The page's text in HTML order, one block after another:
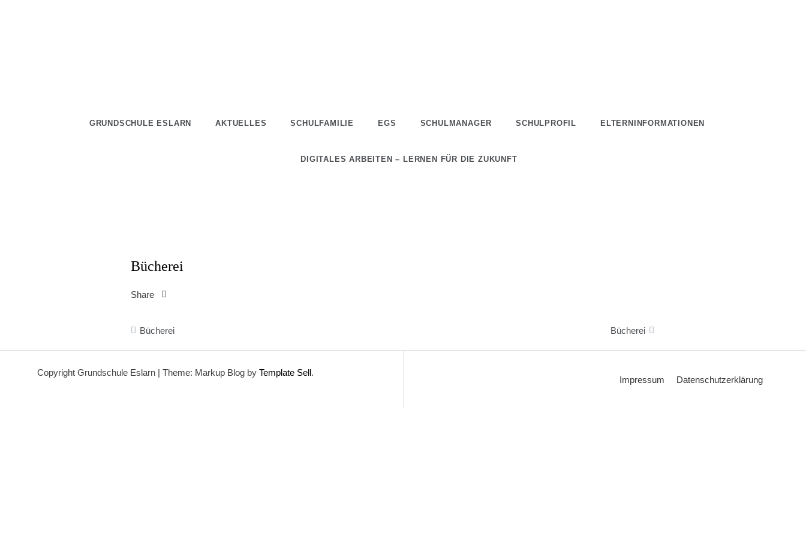
GRUNDSCHULE ESLARN AKTUELLES SCHULFAMILIE EGS SCHULMANAGER SCHULPROFIL ELTERNINFORMATIONEN
DIGITALES ARBEITEN – LERNEN FÜR DIE ZUKUNFT
Bücherei
Share
Bücherei Bücherei
Copyright Grundschule Eslarn | Theme: Markup Blog by Template Sell.
Impressum Datenschutzerklärung